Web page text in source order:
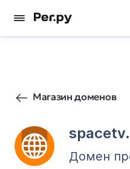
Магазин доменов
Домен